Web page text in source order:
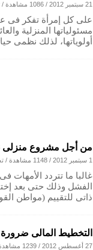
21 سبتمبر 2012 / 1086 مشاهدة /
على كل إمرأة تفكر فى
مسئولياتها المنزلية
أولوياتها، لذلك نظمى
من أجل مشروع منزلى
1 سبتمبر 2012 / 1148 مشاهدة /
غالبا ما تتردد
الفشل وذلك حتى بعد
ذاتى للتقييم (مواطن
التخطيط المالى ضرورة
27 أغسطس 2012 / 1239 مشاهدة